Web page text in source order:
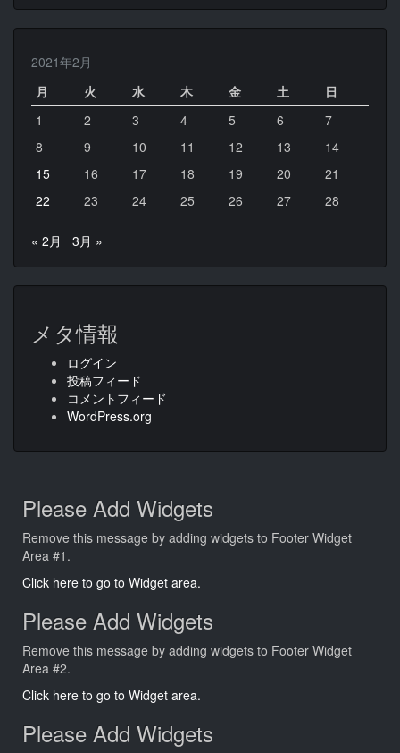
2021年2月
月
火 水 木 金 土
日
1
2 3 4 5 6
7
8
9 10 11 12 13
14
15
16 17 18 19 20
21
22
23 24 25 26 27 28
« 2月 3月 »
メタ情報
ログイン
投稿フィード
コメントフィード
WordPress.org
Please Add Widgets
Remove this message by adding widgets to Footer Widget
Area #1.
Click here to go to Widget area.
Please Add Widgets
Remove this message by adding widgets to Footer Widget
Area #2.
Click here to go to Widget area.
Please Add Widgets